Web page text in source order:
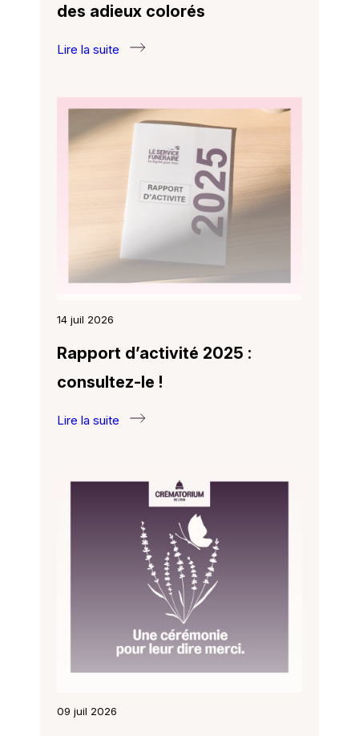
des adieux colorés
Lire la suite
:
papillons
papier
14 juil 2026
Rapport d’activité 2025 :
consultez-le !
Lire la suite
:
09 juil 2026